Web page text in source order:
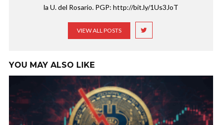
la U. del Rosario. PGP: http://bit.ly/1Us3JoT
VIEW ALL POSTS
YOU MAY ALSO LIKE